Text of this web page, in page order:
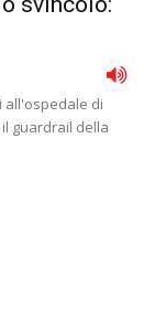
all'ospedale di
guardrail della